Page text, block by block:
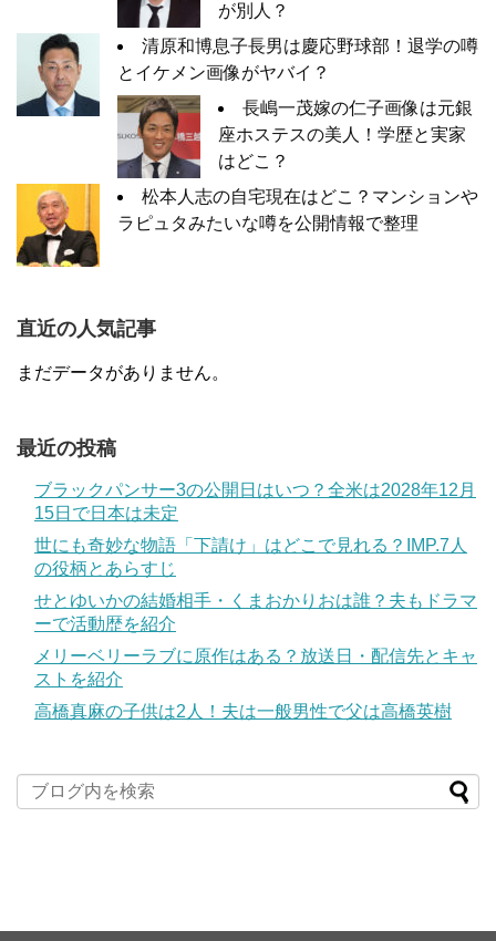
が別人？
清原和博息子長男は慶応野球部！退学の噂
とイケメン画像がヤバイ？
長嶋一茂嫁の仁子画像は元銀
座ホステスの美人！学歴と実家
はどこ？
松本人志の自宅現在はどこ？マンションや
ラピュタみたいな噂を公開情報で整理
直近の人気記事
まだデータがありません。
最近の投稿
ブラックパンサー3の公開日はいつ？全米は2028年12月
15日で日本は未定
世にも奇妙な物語「下請け」はどこで見れる？IMP.7人
の役柄とあらすじ
せとゆいかの結婚相手・くまおかりおは誰？夫もドラマ
ーで活動歴を紹介
メリーベリーラブに原作はある？放送日・配信先とキャ
ストを紹介
高橋真麻の子供は2人！夫は一般男性で父は高橋英樹